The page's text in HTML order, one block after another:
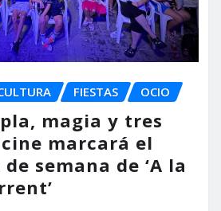
FIESTAS OCIO
magia y tres
marcará el
semana de ‘A la